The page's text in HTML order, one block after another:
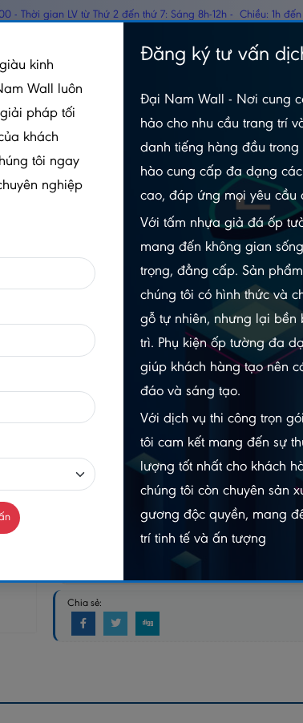
- Thời gian LV từ Thứ 2 đến thứ 7: Sáng 8h-12h - Chiều: 1h
Tấm Ốp Phẳng 2 Sóng Thấp DN2ST-A001
TẤM ỐP PHẲNG 2 SÓNG
5.0/5 (1 đánh giá) | 0 đã bán
Mã sản phẩm: DN2ST-A001
Xem thêm thuộc tính sản phẩm
Trạng thái: Còn hàng
Số lần xem:
-
Chat Zalo
0984032156
Gọi
GIAO HÀNG COD TOÀN QUỐC
Chia sẻ:
Đăng ký tư vấn
Đại Nam Wall - Nơi cung
hảo cho nhu cầu trang trí
danh tiếng hàng đầu
hào cung cấp đa dạng
cao, đáp ứng mọi yêu cầu
Với tấm nhựa giả đá ốp
mang đến không gian
trọng, đẳng cấp. Sản
chúng tôi có hình thức và
gỗ tự nhiên, nhưng lại bền
trì. Phụ kiện ốp tường đa
giúp khách hàng tạo nên
đáo và sáng tạo.
Với dịch vụ thi công trọn
tôi cam kết mang đến sự
lượng tốt nhất cho khách
chúng tôi còn chuyên sản
gương độc quyền, mang
trí tinh tế và ấn tượng
kinh
Wall luôn
pháp tối
khách
tôi ngay
nghiệp